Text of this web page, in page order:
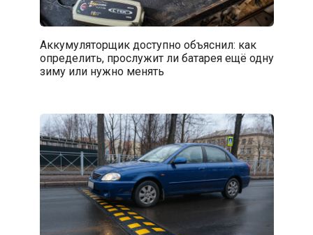
Аккумуляторщик доступно объяснил: как
определить, прослужит ли батарея ещё одну
зиму или нужно менять